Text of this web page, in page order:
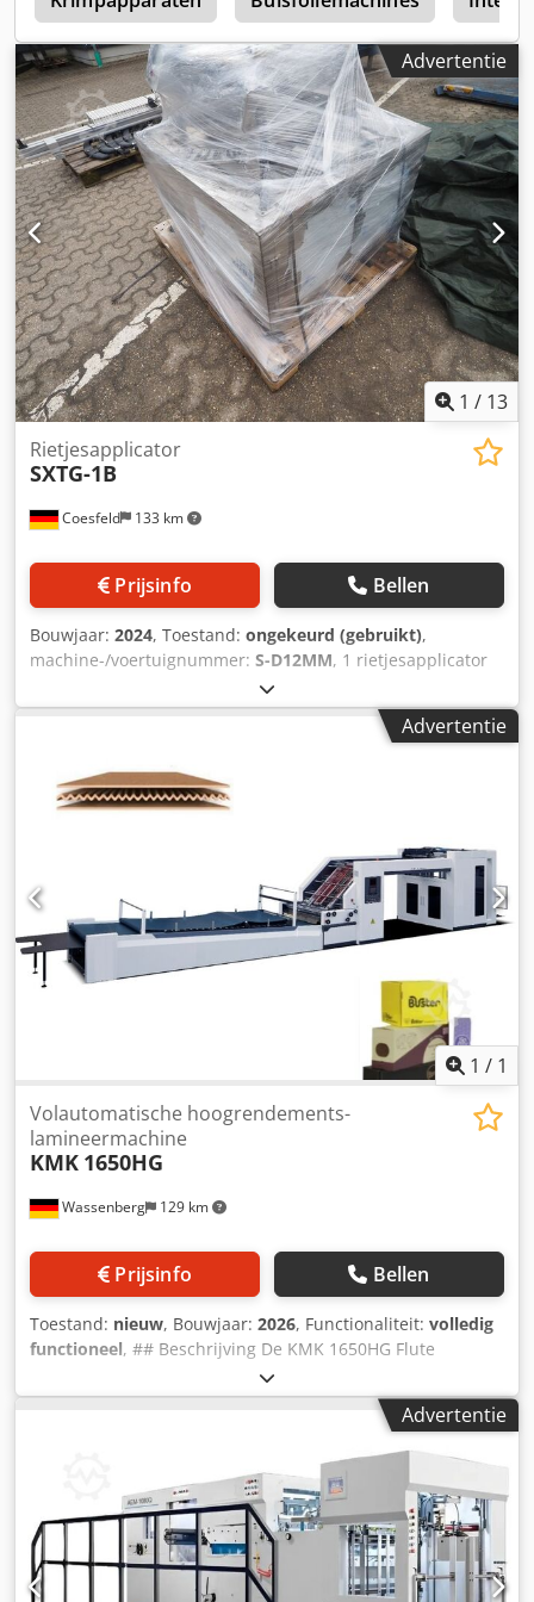
Akqjkr
Advertentie
1 / 13
Coesfeld 133 km
Rietjesapplicator
SXTG-1B
Prijsinfo Bellen
Bouwjaar: 2024, Toestand: ongekeurd (gebruikt),
machine-/voertuignummer: S-D12MM, 1 rietjesapplicator
Fabrikant: onbekend (China) Type: SXTG-1B, SN: S-D12MM,
Bouwjaar: 2024, Aansluitwaarde: 3,5 kW, LED-scherm,
toebehoren. Opmerking: De installatie is gedemonteerd en
Coesfeld Categorie: Technische installaties Dedozg Uk
Ujpfx Akqekr
Advertentie
1 / 1
Wassenberg 129 km
Volautomatische hoogrendements-
lamineermachine
KMK 1650HG
Prijsinfo Bellen
Toestand: nieuw, Bouwjaar: 2026, Functionaliteit: volledig
functioneel, ## Beschrijving De KMK 1650HG Flute
lamineermachine is een volledig automatische high-
performance lamineermachine voor het nauwkeurig
verbinden van bedrukte toplagen met golfkarton of karton.
Deze machine is speciaal ontwikkeld voor de productie van
hoogwaardige verpakkingen en overtuigt door een hoge
productiesnelheid, exacte velpositionering en een
betrouwbare lamineerkwaliteit. Dankzij de modernste
servo- en PLC-besturing, automatische veltoevoer en
intelligente positioneringstechnologie is de KMK 1650HG
Advertentie